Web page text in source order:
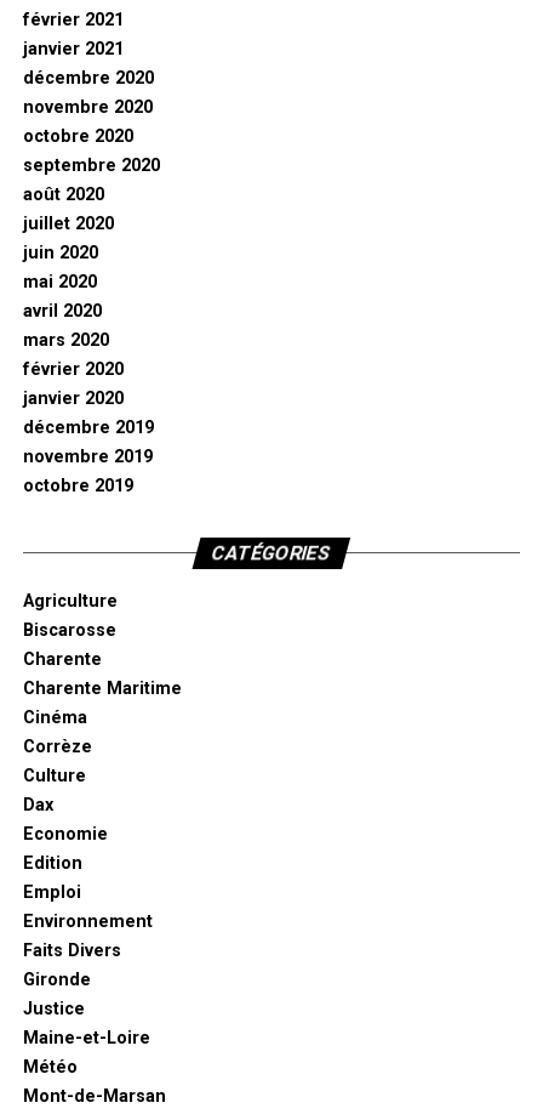
février 2021
janvier 2021
décembre 2020
novembre 2020
octobre 2020
septembre 2020
août 2020
juillet 2020
juin 2020
mai 2020
avril 2020
mars 2020
février 2020
janvier 2020
décembre 2019
novembre 2019
octobre 2019
CATÉGORIES
Agriculture
Biscarosse
Charente
Charente Maritime
Cinéma
Corrèze
Culture
Dax
Economie
Edition
Emploi
Environnement
Faits Divers
Gironde
Justice
Maine-et-Loire
Météo
Mont-de-Marsan